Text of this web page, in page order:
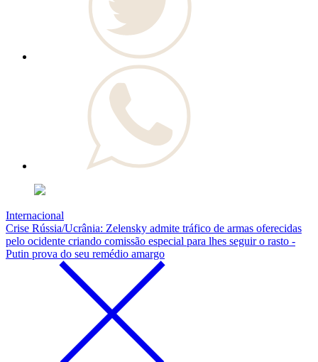
Internacional
Crise Rússia/Ucrânia: Zelensky admite tráfico de armas oferecidas
pelo ocidente criando comissão especial para lhes seguir o rasto -
Putin prova do seu remédio amargo